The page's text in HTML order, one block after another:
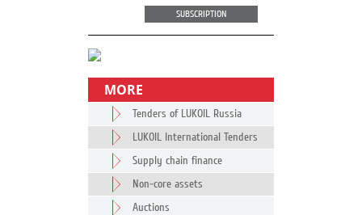
SUBSCRIPTION
MORE
Tenders of LUKOIL Russia
LUKOIL International Tenders
Supply chain finance
Non-core assets
Auctions